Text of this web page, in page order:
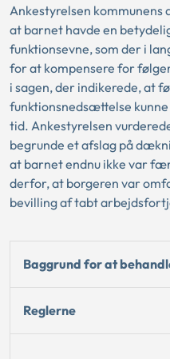
Ankestyrelsen
at barnet havde en
funktionsevne, som der i
for at kompensere for
i sagen, der indikerede, at
funktionsnedsættelse
tid. Ankestyrelsen
begrunde et afslag på
at barnet endnu ikke var
derfor, at borgeren var
bevilling af tabt
Baggrund for at
Reglerne